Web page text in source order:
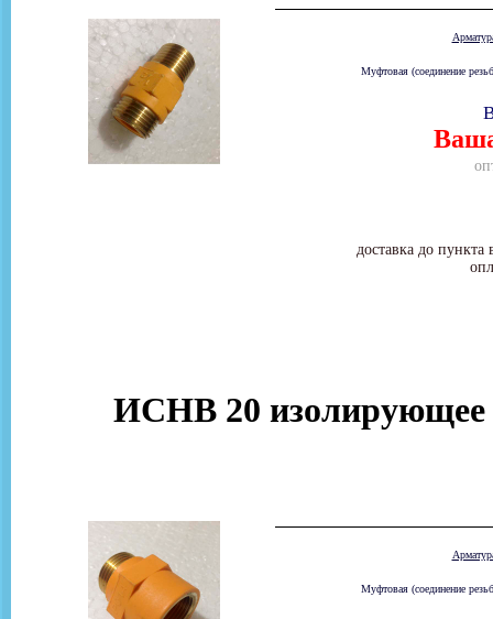
Муфтовая (соединение
доставка до
ИСНВ 20 изолирующее
Муфтовая (соединение